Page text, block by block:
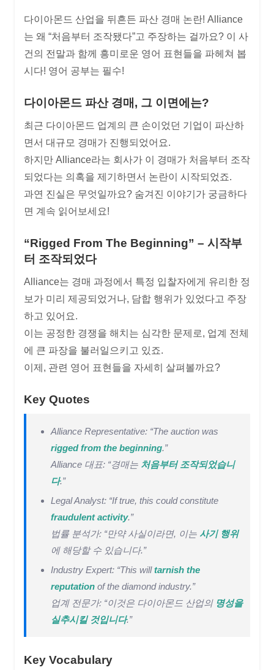
다이아몬드 산업을 뒤흔든 파산 경매 논란! Alliance
는 왜 “처음부터 조작됐다”고 주장하는 걸까요? 이 사
건의 전말과 함께 흥미로운 영어 표현들을 파헤쳐 봅
시다! 영어 공부는 필수!
다이아몬드 파산 경매, 그 이면에는?
최근 다이아몬드 업계의 큰 손이었던 기업이 파산하
면서 대규모 경매가 진행되었어요.
하지만 Alliance라는 회사가 이 경매가 처음부터 조작
되었다는 의혹을 제기하면서 논란이 시작되었죠.
과연 진실은 무엇일까요? 숨겨진 이야기가 궁금하다
면 계속 읽어보세요!
“Rigged From The Beginning” – 시작부
터 조작되었다
Alliance는 경매 과정에서 특정 입찰자에게 유리한 정
보가 미리 제공되었거나, 담합 행위가 있었다고 주장
하고 있어요.
이는 공정한 경쟁을 해치는 심각한 문제로, 업계 전체
에 큰 파장을 불러일으키고 있죠.
이제, 관련 영어 표현들을 자세히 살펴볼까요?
Key Quotes
Alliance Representative: “The auction was
rigged from the beginning.”
Alliance 대표: “경매는 처음부터 조작되었습니
다.”
Legal Analyst: “If true, this could constitute
fraudulent activity.”
법률 분석가: “만약 사실이라면, 이는 사기 행위
에 해당할 수 있습니다.”
Industry Expert: “This willtarnish the
reputation of the diamond industry.”
업계 전문가: “이것은 다이아몬드 산업의 명성을
실추시킬 것입니다.”
Key Vocabulary